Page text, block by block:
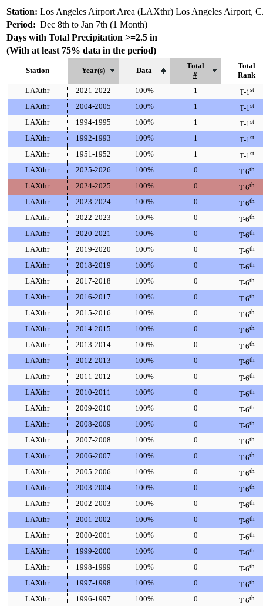
Station: Los Angeles Airport Area (LAXthr) Los Angeles Airport,
Period: Dec 8th to Jan 7th (1 Month)
Days with Total Precipitation >=2.5 in
(With at least 75% data in the period)
Station Year(s) Data
Total
#
Total
Rank
LAXthr
2021-2022 100% 1 T-1st
LAXthr 2004-2005 100% 1 T-1st
LAXthr 1994-1995 100% 1 T-1st
LAXthr 1992-1993 100% 1 T-1st
LAXthr 1951-1952 100% 1 T-1st
LAXthr 2025-2026 100% 0 T-6th
LAXthr 2024-2025 100% 0 T-6th
LAXthr 2023-2024 100% 0 T-6th
LAXthr 2022-2023 100% 0 T-6th
LAXthr 2020-2021 100% 0 T-6th
LAXthr 2019-2020 100% 0 T-6th
LAXthr 2018-2019 100% 0 T-6th
LAXthr 2017-2018 100% 0 T-6th
LAXthr 2016-2017 100% 0 T-6th
LAXthr 2015-2016 100% 0 T-6th
LAXthr 2014-2015 100% 0 T-6th
LAXthr 2013-2014 100% 0 T-6th
LAXthr 2012-2013 100% 0 T-6th
LAXthr 2011-2012 100% 0 T-6th
LAXthr 2010-2011 100% 0 T-6th
LAXthr 2009-2010 100% 0 T-6th
LAXthr 2008-2009 100% 0 T-6th
LAXthr 2007-2008 100% 0 T-6th
LAXthr 2006-2007 100% 0 T-6th
LAXthr 2005-2006 100% 0 T-6th
LAXthr 2003-2004 100% 0 T-6th
LAXthr 2002-2003 100% 0 T-6th
LAXthr 2001-2002 100% 0 T-6th
LAXthr 2000-2001 100% 0 T-6th
LAXthr 1999-2000 100% 0 T-6th
LAXthr 1998-1999 100% 0 T-6th
LAXthr 1997-1998 100% 0 T-6th
LAXthr 1996-1997 100% 0 T-6th